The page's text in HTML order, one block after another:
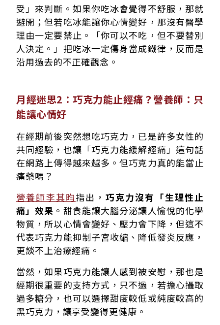
受」來判斷。如果你吃冰會覺得不舒服，那就
避開；但若吃冰能讓你心情變好，那沒有醫學
理由一定要禁止。「你可以不吃，但不要替別
人決定。」把吃冰一定傷身當成鐵律，反而是
沿用過去的不正確觀念。
月經迷思2：巧克力能止經痛？營養師：只
能讓心情好
在經期前後突然想吃巧克力，已是許多女性的
共同經驗，也讓「巧克力能緩解經痛」這句話
在網路上傳得越來越多。但巧克力真的能當止
痛藥嗎？
營養師李其昀指出， 巧克力沒有「生理性止
痛」效果 。甜食能讓大腦分泌讓人愉悅的化學
物質，所以心情會變好、壓力會下降，但這不
代表巧克力能抑制子宮收縮、降低發炎反應，
更談不上治療經痛。
當然，如果巧克力能讓人感到被安慰，那也是
經期很重要的支持方式，只不過，若擔心攝取
過多糖分，也可以選擇甜度較低或純度較高的
黑巧克力，讓享受變得更健康。